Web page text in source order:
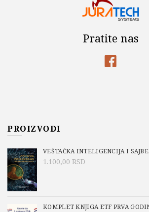
Pratite nas
PROIZVODI
VEŠTAČKA INTELIGENCIJA I
1.100,00 RSD
KOMPLET KNJIGA ETF PRVA